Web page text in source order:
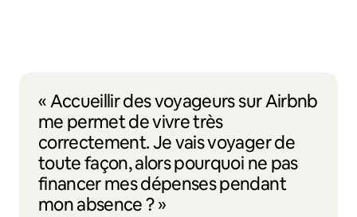
« Accueillir des voyageurs sur Airbnb
me permet de vivre très
correctement. Je vais voyager de
toute façon, alors pourquoi ne pas
financer mes dépenses pendant
mon absence ? »